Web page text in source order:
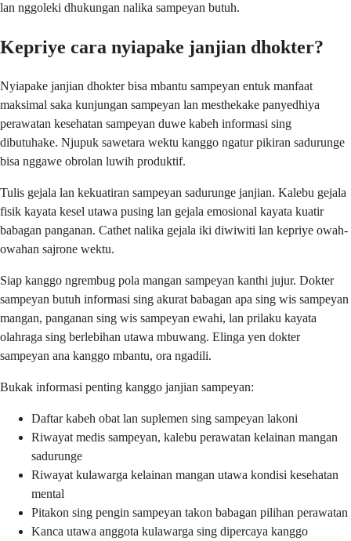
lan nggoleki dhukungan nalika sampeyan butuh.
Kepriye cara nyiapake janjian dhokter?
Nyiapake janjian dhokter bisa mbantu sampeyan entuk manfaat
maksimal saka kunjungan sampeyan lan mesthekake panyedhiya
perawatan kesehatan sampeyan duwe kabeh informasi sing
dibutuhake. Njupuk sawetara wektu kanggo ngatur pikiran sadurunge
bisa nggawe obrolan luwih produktif.
Tulis gejala lan kekuatiran sampeyan sadurunge janjian. Kalebu gejala
fisik kayata kesel utawa pusing lan gejala emosional kayata kuatir
babagan panganan. Cathet nalika gejala iki diwiwiti lan kepriye owah-
owahan sajrone wektu.
Siap kanggo ngrembug pola mangan sampeyan kanthi jujur. Dokter
sampeyan butuh informasi sing akurat babagan apa sing wis sampeyan
mangan, panganan sing wis sampeyan ewahi, lan prilaku kayata
olahraga sing berlebihan utawa mbuwang. Elinga yen dokter
sampeyan ana kanggo mbantu, ora ngadili.
Bukak informasi penting kanggo janjian sampeyan:
Daftar kabeh obat lan suplemen sing sampeyan lakoni
Riwayat medis sampeyan, kalebu perawatan kelainan mangan
sadurunge
Riwayat kulawarga kelainan mangan utawa kondisi kesehatan
mental
Pitakon sing pengin sampeyan takon babagan pilihan perawatan
Kanca utawa anggota kulawarga sing dipercaya kanggo